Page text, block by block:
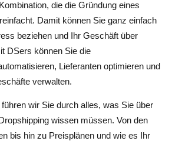
DSer
von DSern
von DSern
Dropshipping Ihren
Arbeitsablauf mit den Funktionen
die die Gründung eines
Damit können Sie ganz einfach
beziehen und Ihr Geschäft über
DSers können Sie die
Lieferanten optimieren und
verwalten.
wir Sie durch alles, was Sie über
wissen müssen. Von den
bis hin zu Preisplänen und wie es Ihr